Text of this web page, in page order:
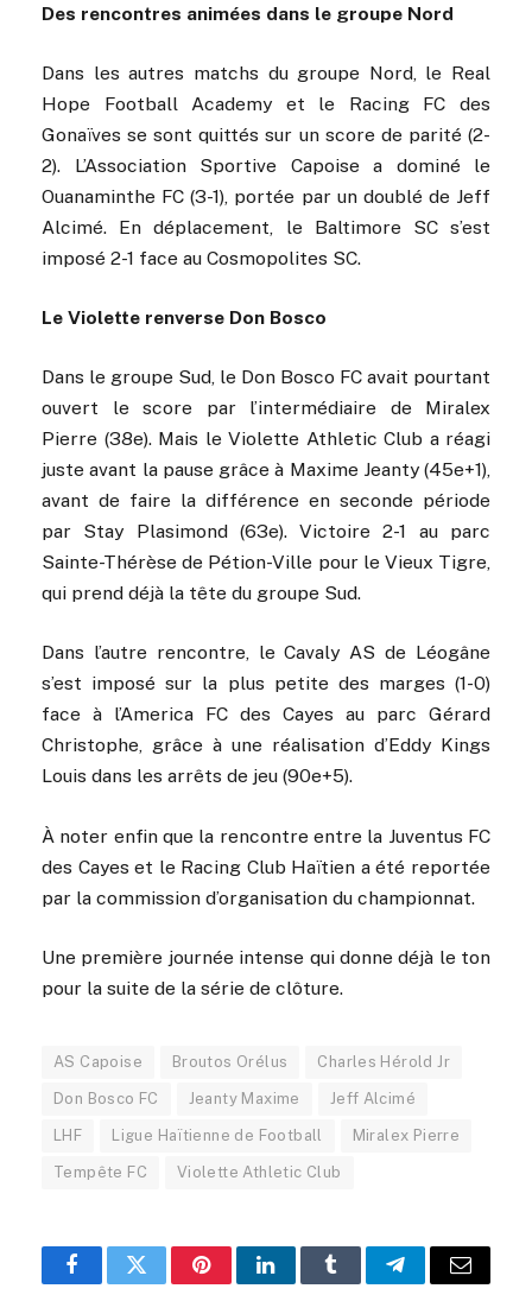
Des rencontres animées dans le groupe Nord
Dans les autres matchs du groupe Nord, le Real
Hope Football Academy et le Racing FC des
Gonaïves se sont quittés sur un score de parité (2-
2). L’Association Sportive Capoise a dominé le
Ouanaminthe FC (3-1), portée par un doublé de Jeff
Alcimé. En déplacement, le Baltimore SC s’est
imposé 2-1 face au Cosmopolites SC.
Le Violette renverse Don Bosco
Dans le groupe Sud, le Don Bosco FC avait pourtant
ouvert le score par l’intermédiaire de Miralex
Pierre (38e). Mais le Violette Athletic Club a réagi
juste avant la pause grâce à Maxime Jeanty (45e+1),
avant de faire la différence en seconde période
par Stay Plasimond (63e). Victoire 2-1 au parc
Sainte-Thérèse de Pétion-Ville pour le Vieux Tigre,
qui prend déjà la tête du groupe Sud.
Dans l’autre rencontre, le Cavaly AS de Léogâne
s’est imposé sur la plus petite des marges (1-0)
face à l’America FC des Cayes au parc Gérard
Christophe, grâce à une réalisation d’Eddy Kings
Louis dans les arrêts de jeu (90e+5).
À noter enfin que la rencontre entre la Juventus FC
des Cayes et le Racing Club Haïtien a été reportée
par la commission d’organisation du championnat.
Une première journée intense qui donne déjà le ton
pour la suite de la série de clôture.
AS Capoise Broutos Orélus Charles Hérold Jr
Don Bosco FC Jeanty Maxime Jeff Alcimé
LHF Ligue Haïtienne de Football Miralex Pierre
Tempête FC Violette Athletic Club
FacebookTwitterPinterestLinkedInTumblrTelegramEmail